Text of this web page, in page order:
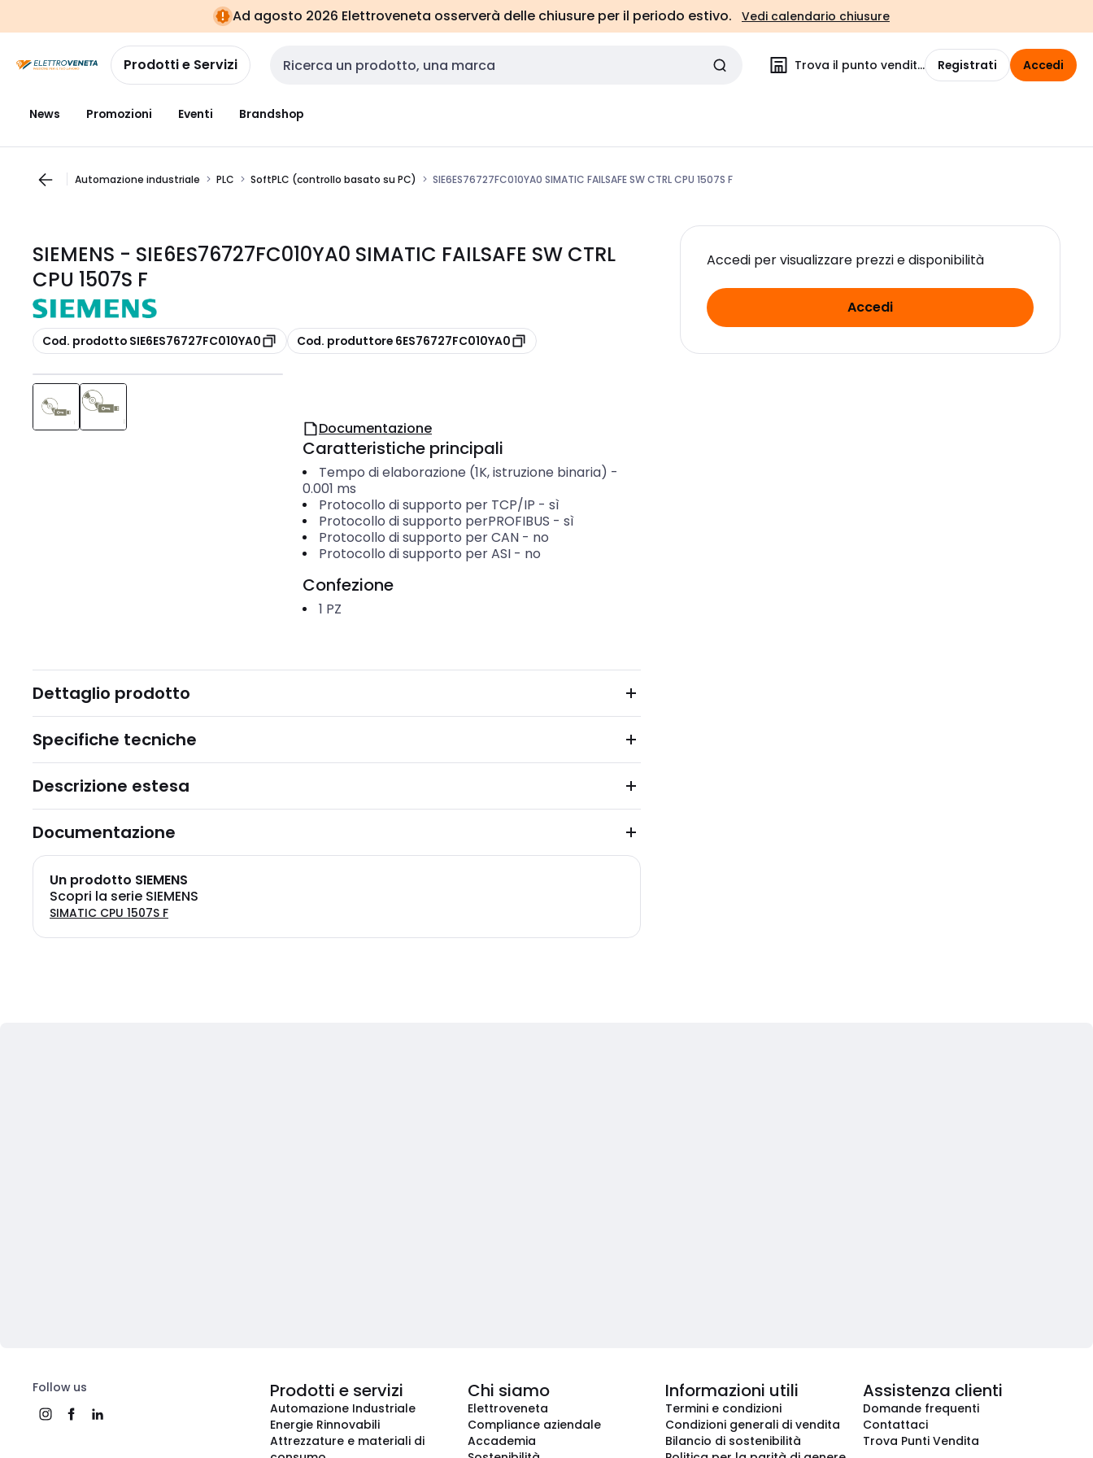
navigazionealla
pagina
Ad agosto 2026 Elettroveneta osserverà delle chiusure per il periodo estivo. Vedi calendario chiusure
Prodotti e Servizi Cerca input Trova il punto vendita Registrati Accedi
News Promozioni Eventi Brandshop
Automazione industriale PLC SoftPLC (controllo basato su PC) SIE6ES76727FC010YA0 SIMATIC FAILSAFE SW CTRL CPU 1507S F
SIEMENS - SIE6ES76727FC010YA0 SIMATIC FAILSAFE SW CTRL
CPU 1507S F
copia
Cod. prodotto SIE6ES76727FC010YA0 copia
Cod. produttore 6ES76727FC010YA0
Accedi per visualizzare prezzi e disponibilità
Accedi
Documentazione
Caratteristiche principali
Tempo di elaborazione (1K, istruzione binaria) -
0.001 ms
Protocollo di supporto per TCP/IP - sì
Protocollo di supporto perPROFIBUS - sì
Protocollo di supporto per CAN- no
Protocollo di supporto per ASI- no
Confezione
1 PZ
Dettaglio prodotto
Specifiche tecniche
Descrizione estesa
Documentazione
Un prodotto SIEMENS
Scopri la serie SIEMENS
SIMATIC CPU 1507S F
Follow us Prodotti e servizi
Automazione Industriale
Energie Rinnovabili
Attrezzature e materiali di
Chi siamo
Elettroveneta
Compliance aziendale
Accademia
Informazioni utili
Termini e condizioni
Condizioni generali di vendita
Bilancio di sostenibilità
Assistenza clienti
Domande frequenti
Contattaci
Trova Punti Vendita